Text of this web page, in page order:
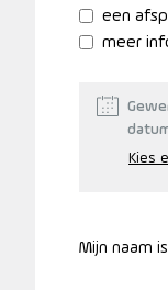
een
meer
Mijn naam